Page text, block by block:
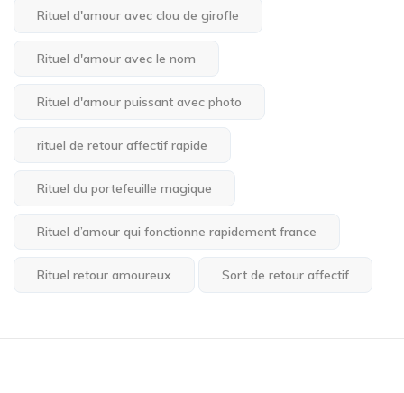
Rituel d'amour avec clou de girofle
Rituel d'amour avec le nom
Rituel d'amour puissant avec photo
rituel de retour affectif rapide
Rituel du portefeuille magique
Rituel d’amour qui fonctionne rapidement france
Rituel retour amoureux Sort de retour affectif